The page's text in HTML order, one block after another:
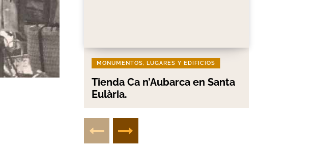
MONUMENTOS, LUGARES Y EDIFICIOS
Tienda Ca n’Aubarca en Santa
Eulària.